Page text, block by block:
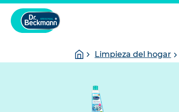
You
are
Homepage
Limpieza del hogar